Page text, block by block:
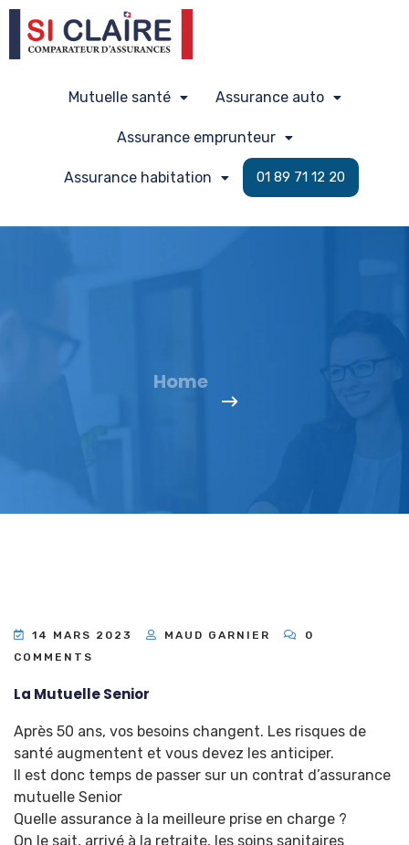
Mutuelle santé Assurance auto
Assurance emprunteur
Assurance habitation 01 89 71 12 20
Home
14 MARS 2023 MAUD GARNIER
0
COMMENTS
La Mutuelle Senior
Après 50 ans, vos besoins changent. Les risques de
santé augmentent et vous devez les anticiper.
Il est donc temps de passer sur un contrat d’assurance
mutuelle Senior
Quelle assurance à la meilleure prise en charge ?
On le sait, arrivé à la retraite, les soins sanitaires